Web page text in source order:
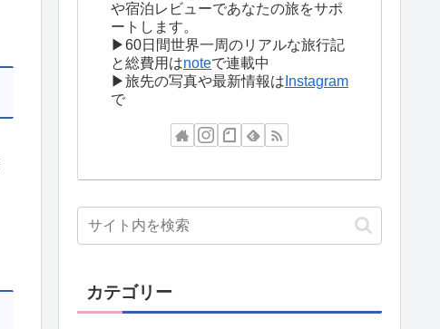
や宿泊レビューであなたの旅をサポ
ートします。
▶60日間世界一周のリアルな旅行記
と総費用はnoteで連載中
▶旅先の写真や最新情報は Instagram
で
カテゴリー